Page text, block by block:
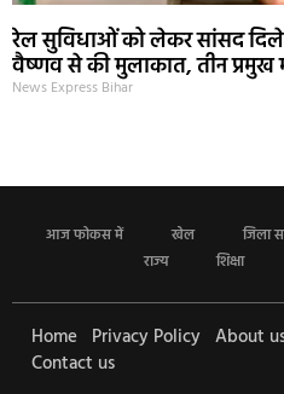
रेल सुविधाओं को लेकर सांसद
वैष्णव से की मुलाकात, तीन प्रमुख
News Express Bihar
आज फोकस में खेल जिला
राज्य
शिक्षा
Home Privacy Policy About
Contact us